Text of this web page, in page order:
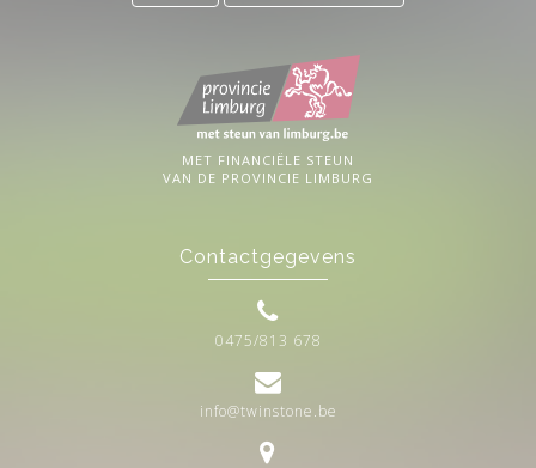
MET FINANCIËLE STEUN
VAN DE PROVINCIE LIMBURG
Contactgegevens
0475/813 678
info@twinstone.be